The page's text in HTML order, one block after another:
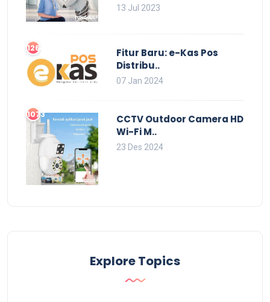
13 Jul 2023
1264
Fitur Baru: e-Kas Pos
Distribu..
07 Jan 2024
1073
CCTV Outdoor Camera HD
Wi-Fi M..
23 Des 2024
Explore Topics